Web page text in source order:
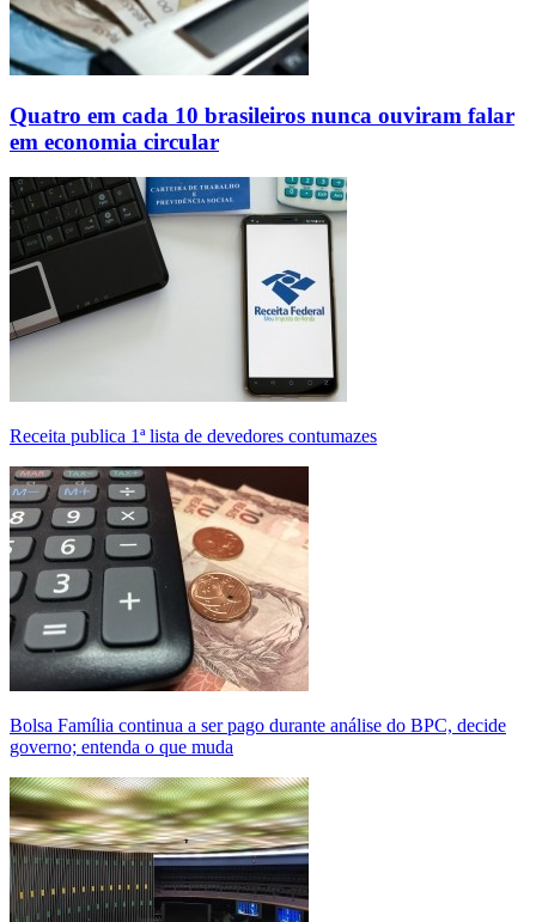
Quatro em cada 10 brasileiros nunca ouviram falar
em economia circular
Receita publica 1ª lista de devedores contumazes
Bolsa Família continua a ser pago durante análise do BPC, decide
governo; entenda o que muda